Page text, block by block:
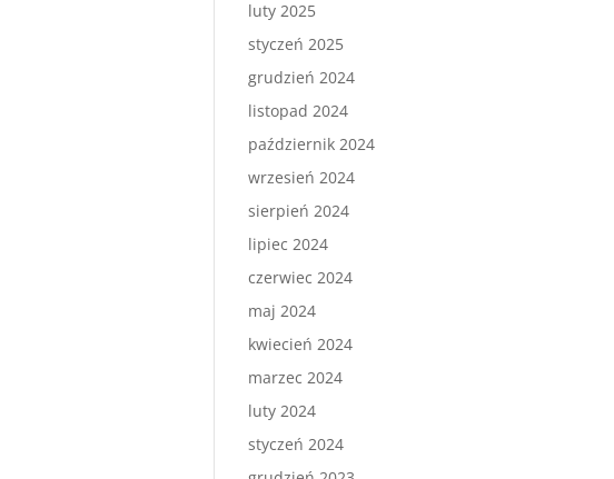
luty 2025
styczeń 2025
grudzień 2024
listopad 2024
październik 2024
wrzesień 2024
sierpień 2024
lipiec 2024
czerwiec 2024
maj 2024
kwiecień 2024
marzec 2024
luty 2024
styczeń 2024